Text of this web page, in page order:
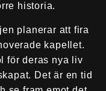
historia.
planerar att fira
kapellet.
för deras nya liv
Det är en tid